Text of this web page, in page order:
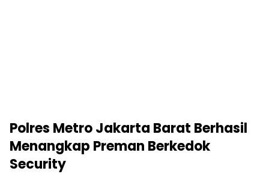
Polres Metro Jakarta Barat Berhasil
Menangkap Preman Berkedok
Security